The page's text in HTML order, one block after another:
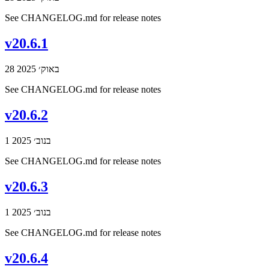
See CHANGELOG.md for release notes
v20.6.1
28 באוק׳ 2025
See CHANGELOG.md for release notes
v20.6.2
1 בנוב׳ 2025
See CHANGELOG.md for release notes
v20.6.3
1 בנוב׳ 2025
See CHANGELOG.md for release notes
v20.6.4